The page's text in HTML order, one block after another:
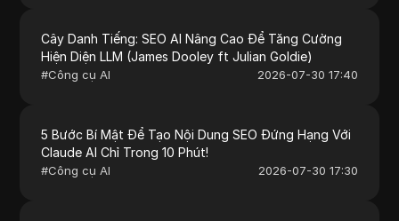
Cây Danh Tiếng: SEO AI Nâng Cao Để Tăng Cường
Hiện Diện LLM (James Dooley ft Julian Goldie)
#Công cụ AI 2026-07-30 17:40
5 Bước Bí Mật Để Tạo Nội Dung SEO Đứng Hạng Với
Claude AI Chỉ Trong 10 Phút!
#Công cụ AI 2026-07-30 17:30